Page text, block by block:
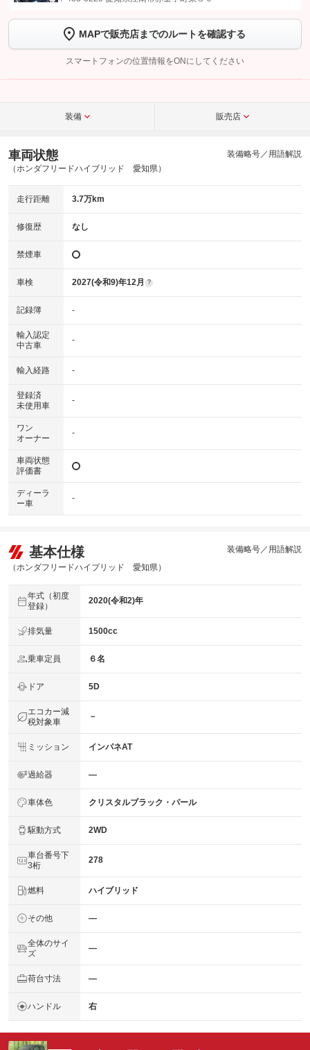
トーク画面で
ボタンをタップして問い合わせを
完了してください。
こちら
MAPで販売店までのルートを確認する
スマートフォンの位置情報をONにしてください
装備 販売店
車両状態
（ホンダフリードハイブリッド 愛知県）
装備略号／用語解説
走行距離 3.7万km
修復歴 なし
禁煙車
車検 2027(令和9)年12月 ?
記録簿 -
輸入認定
中古車
-
輸入経路 -
登録済
未使用車
-
ワン
オーナー
-
車両状態
評価書
ディーラ
ー車
-
基本仕様
（ホンダフリードハイブリッド 愛知県）
装備略号／用語解説
年式（初度
登録）
2020(令和2)年
排気量 1500cc
乗車定員 ６名
ドア 5D
エコカー減
税対象車
－
ミッション インパネAT
過給器 ―
車体色 クリスタルブラック・パール
駆動方式 2WD
車台番号下
3桁
278
燃料 ハイブリッド
その他 ―
全体のサイ
ズ
―
荷台寸法 ―
ハンドル 右